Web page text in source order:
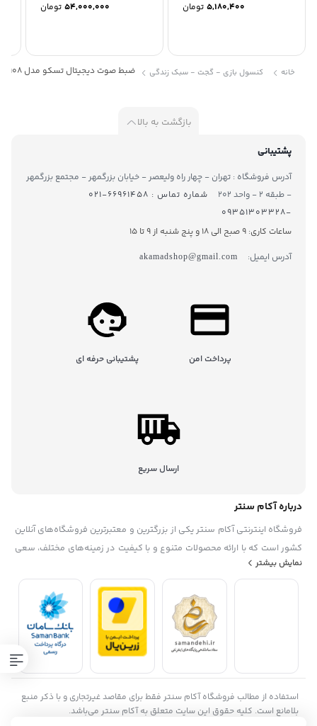
تومان تومان
خانه کنسول بازی - گجت - سبک زندگی ضبط صوت دیجیتال تسکو مدل TR 908
بازگشت به بالا
پشتیبانی
آدرس فروشگاه : تهران - چهار راه ولیعصر - خیابان بزرگمهر - مجتمع بزرگمهر
- طبقه ۲ - واحد ۲۰۲
شماره تماس : ۶۶۹۶۱۴۵۸-۰۲۱
-۰۹۳۵۱۳۰۳۳۲۸
ساعات کاری: 9 صبح الی 18 و پنج شنبه از 9 تا ۱5
آدرس ایمیل:
akamadshop@gmail.com
پرداخت امن پشتیبانی حرفه ای
ارسال سریع
درباره آکام سنتر
فروشگاه اینترنتی آکام سنتر یکی از بزرگترین و معتبرترین فروشگاه‌های آنلاین
کشور است که با ارائه محصولات متنوع و با کیفیت در زمینه‌های مختلف، سعی
تاسیس شده. آکام سنتر با همکاری با برندهای معروف داخلی و خارجی، گارانتی
و خدمات پس از فروش، تخفیف‌ها و جشنواره‌های منحصر به فرد، پشتیبانی
حرفه ای، به عنوان یک فروشگاه مطمئن و مورد اعتماد شناخته شده است. آکام
سنتر با هدف توسعه بازار خرید و فروش الکترونیکی و افزایش رضایت مشتریان،
همواره در حال به‌روزرسانی و بهبود سامانه‌های خود است.
نمایش بیشتر
استفاده از مطالب فروشگاه آکام سنتر فقط برای مقاصد غیرتجاری و با ذکر منبع
بلامانع است. کلیه حقوق این سایت متعلق به آکام سنتر می‌باشد.